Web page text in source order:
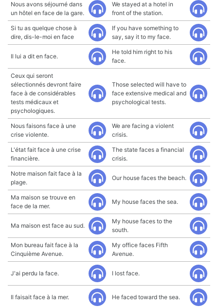
Nous avons séjourné dans
un hôtel en face de la gare.
We stayed at a hotel in
front of the station.
Si tu as quelque chose à
dire, dis-le-moi en face
If you have something to
say, say it to my face.
Il lui a dit en face.
He told him right to his
face.
Ceux qui seront
sélectionnés devront faire
face à de considérables
tests médicaux et
psychologiques.
Those selected will have to
face extensive medical and
psychological tests.
Nous faisons face à une
crise violente.
We are facing a violent
crisis.
L'état fait face à une crise
financière.
The state faces a financial
crisis.
Notre maison fait face à la
plage.
Our house faces the beach.
Ma maison se trouve en
face de la mer.
My house faces the sea.
Ma maison est face au sud.
My house faces to the
south.
Mon bureau fait face à la
Cinquième Avenue.
My office faces Fifth
Avenue.
J'ai perdu la face. I lost face.
Il faisait face à la mer. He faced toward the sea.